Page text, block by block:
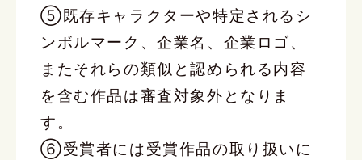
⑤既存キャラクターや特定されるシ
ンボルマーク、企業名、企業ロゴ、
またそれらの類似と認められる内容
を含む作品は審査対象外となりま
す。
⑥受賞者には受賞作品の取り扱いに